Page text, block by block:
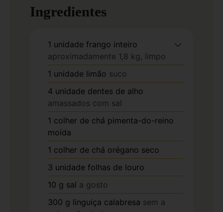
Ingredientes
1 unidade frango inteiro
aproximadamente 1,8 kg, limpo
1 unidade limão suco
4 unidade dentes de alho
amassados com sal
1 colher de chá pimenta-do-reino
moída
1 colher de chá orégano seco
3 unidade folhas de louro
10 g sal a gosto
300 g linguiça calabresa sem a